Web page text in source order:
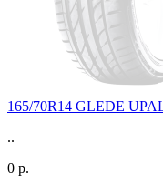
165/70R14 GLEDE
..
0 р.